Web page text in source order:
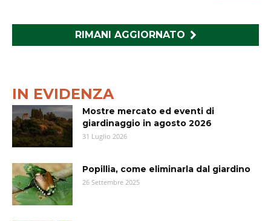
RIMANI AGGIORNATO
IN EVIDENZA
Mostre mercato ed eventi di
giardinaggio in agosto 2026
31 Luglio 2026
Popillia, come eliminarla dal giardino
26 Settembre 2025